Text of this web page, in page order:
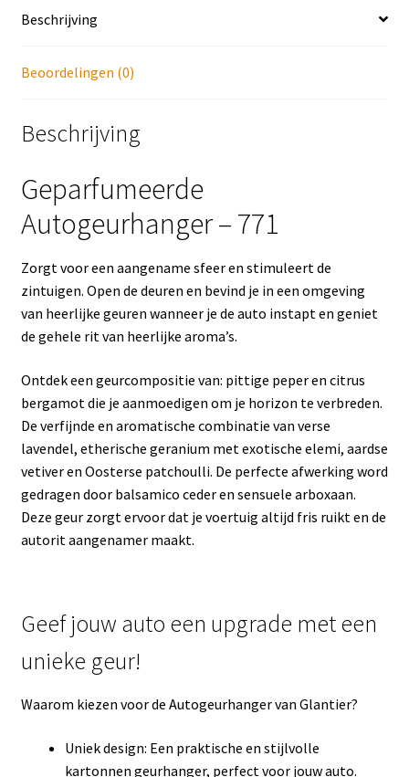
Beschrijving
Beoordelingen (0)
Beschrijving
Geparfumeerde
Autogeurhanger – 771
Zorgt voor een aangename sfeer en stimuleert de
zintuigen. Open de deuren en bevind je in een omgeving
van heerlijke geuren wanneer je de auto instapt en geniet
de gehele rit van heerlijke aroma’s.
Ontdek een geurcompositie van: pittige peper en citrus
bergamot die je aanmoedigen om je horizon te verbreden.
De verfijnde en aromatische combinatie van verse
lavendel, etherische geranium met exotische elemi, aardse
vetiver en Oosterse patchoulli. De perfecte afwerking word
gedragen door balsamico ceder en sensuele arboxaan.
Deze geur zorgt ervoor dat je voertuig altijd fris ruikt en de
autorit aangenamer maakt.
Geef jouw auto een upgrade met een
unieke geur!
Waarom kiezen voor de Autogeurhanger van Glantier?
Uniek design: Een praktische en stijlvolle
kartonnen geurhanger, perfect voor jouw auto.